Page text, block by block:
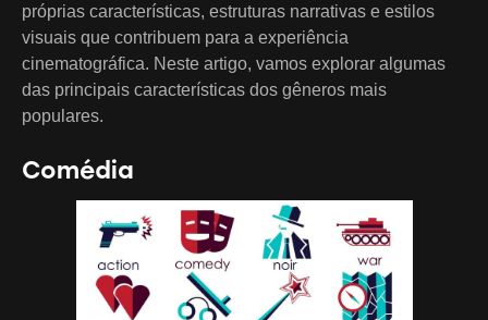
próprias características, estruturas narrativas e estilos
visuais que contribuem para a experiência
cinematográfica. Neste artigo, vamos explorar algumas
das principais características dos gêneros mais
populares.
Comédia